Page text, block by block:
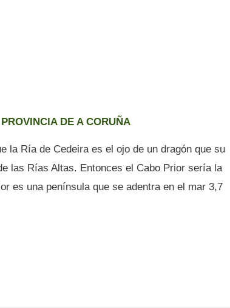
PROVINCIA DE A CORUÑA
la Ría de Cedeira es el ojo de un dragón que su
las Rías Altas. Entonces el Cabo Prior sería la
es una península que se adentra en el mar 3,7